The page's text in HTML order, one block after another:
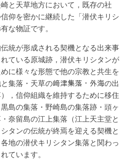
と天草地方において，既存の社
仰を密かに継続した「潜伏キリシ
な物証です。
統が形成される契機となる出来事
ている原城跡，潜伏キリシタンが
に様々な形態で他の宗教と共生を
集落・天草の﨑津集落・外海の出
，信仰組織を維持するために移住
島の集落・野崎島の集落跡・頭ヶ
奈留島の江上集落（江上天主堂と
タンの伝統が終焉を迎える契機と
地の潜伏キリシタン集落と関わっ
ています。